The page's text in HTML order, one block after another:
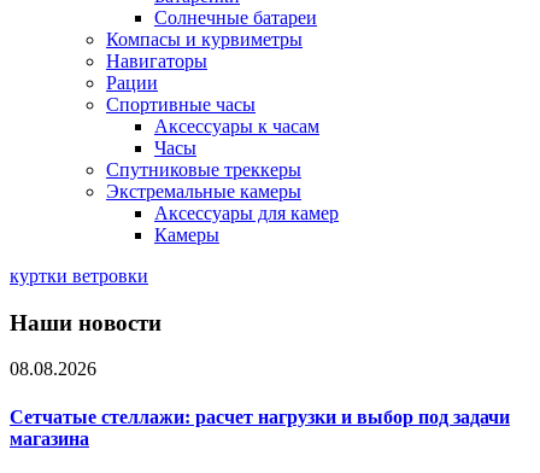
Солнечные батареи
Компасы и курвиметры
Навигаторы
Рации
Спортивные часы
Аксессуары к часам
Часы
Спутниковые треккеры
Экстремальные камеры
Аксессуары для камер
Камеры
куртки ветровки
Наши новости
08.08.2026
Сетчатые стеллажи: расчет нагрузки и выбор под задачи
магазина